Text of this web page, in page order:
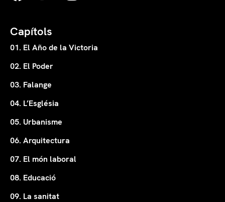
Capítols
01. El Año de la Victoria
02. El Poder
03. Falange
04. L’Església
05. Urbanisme
06. Arquitectura
07. El món laboral
08. Educació
09. La sanitat